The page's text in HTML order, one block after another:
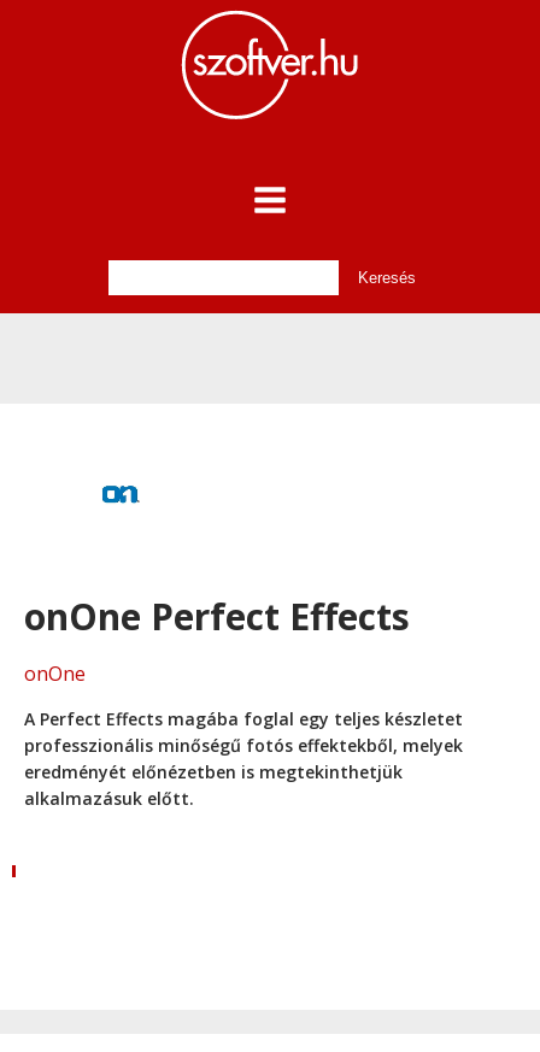
onOne Perfect Effects
onOne
A Perfect Effects magába foglal egy teljes készletet
professzionális minőségű fotós effektekből, melyek
eredményét előnézetben is megtekinthetjük
alkalmazásuk előtt.